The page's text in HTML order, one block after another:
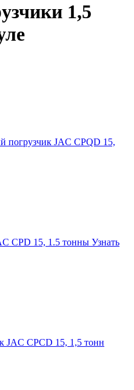
1,5
погрузчик JAC CPQD 15,
CPD 15, 1.5 тонны Узнать
JAC CPCD 15, 1,5 тонн